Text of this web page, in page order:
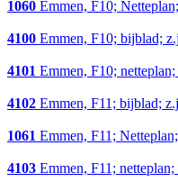
1060 Emmen, F10;
4100 Emmen, F10; bijblad;
4101 Emmen, F10; netteplan;
4102 Emmen, F11; bijblad;
1061 Emmen, F11;
4103 Emmen, F11; netteplan;